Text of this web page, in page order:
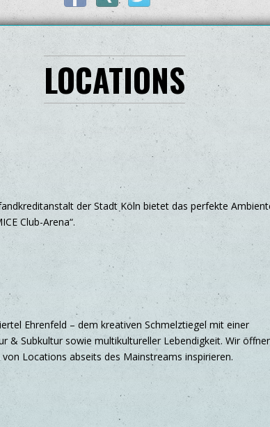
LOCATIONS
der Stadt Köln bietet das perfekte
Club-Arena“.
Ehrenfeld – dem kreativen Schmelztiegel mit einer
& Subkultur sowie multikultureller Lebendigkeit. Wir
Locations abseits des Mainstreams inspirieren.